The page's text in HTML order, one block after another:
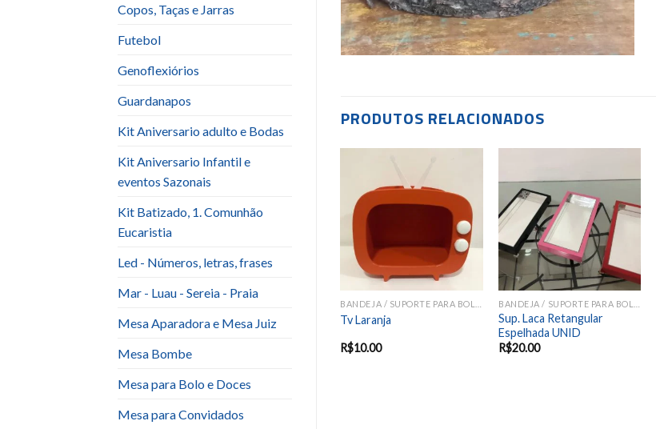
Copos, Taças e Jarras
Futebol
Genoflexiórios
Guardanapos
Kit Aniversario adulto e Bodas
Kit Aniversario Infantil e
eventos Sazonais
Kit Batizado, 1. Comunhão
Eucaristia
Led - Números, letras, frases
Mar - Luau - Sereia - Praia
Mesa Aparadora e Mesa Juiz
Mesa Bombe
Mesa para Bolo e Doces
Mesa para Convidados
PRODUTOS RELACIONADOS
Add to
wishlist
Tv Laranja
R$10.00
wishlist
Sup. Laca Retangular
Espelhada UNID
R$20.00
Bandeja Redonda ou Oval Sup. Laca Espelhada und